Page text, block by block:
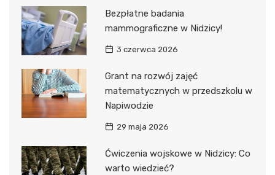
Bezpłatne badania
mammograficzne w Nidzicy!
3 czerwca 2026
Grant na rozwój zajęć
matematycznych w przedszkolu w
Napiwodzie
29 maja 2026
Ćwiczenia wojskowe w Nidzicy: Co
warto wiedzieć?